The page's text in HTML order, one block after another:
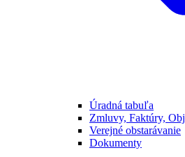
Úradná tabuľa
Zmluvy, Faktúry,
Verejné obstarávanie
Dokumenty